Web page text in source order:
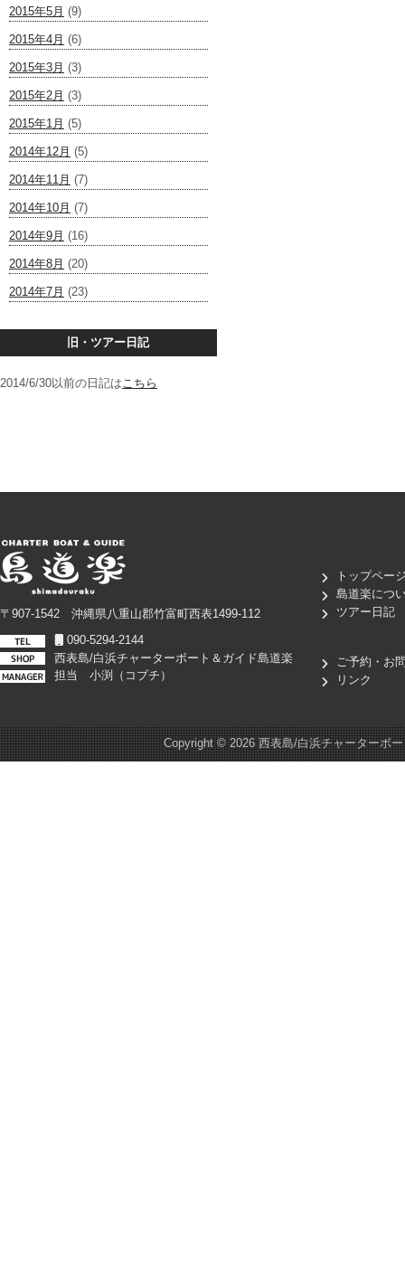
2015年5月 (9)
2015年4月 (6)
2015年3月 (3)
2015年2月 (3)
2015年1月 (5)
2014年12月 (5)
2014年11月 (7)
2014年10月 (7)
2014年9月 (16)
2014年8月 (20)
2014年7月 (23)
旧・ツアー日記
2014/6/30以前の日記はこちら
〒907-1542 沖縄県八重山郡竹富町西表1499-112
090-5294-2144
西表島/白浜チャーターボート＆ガイド島道楽
担当 小渕（コブチ）
トップペー
島道楽につ
ツアー日記
ご予約・お
リンク
Copyright ©2026 西表島/白浜チャーターボ